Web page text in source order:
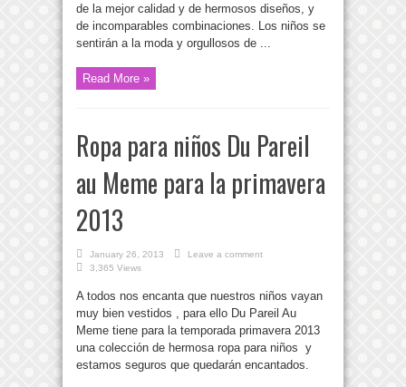
de la mejor calidad y de hermosos diseños, y
de incomparables combinaciones. Los niños se
sentirán a la moda y orgullosos de ...
Read More »
Ropa para niños Du Pareil
au Meme para la primavera
2013
January 26, 2013
Leave a comment
3,365 Views
A todos nos encanta que nuestros niños vayan
muy bien vestidos , para ello Du Pareil Au
Meme tiene para la temporada primavera 2013
una colección de hermosa ropa para niños y
estamos seguros que quedarán encantados.